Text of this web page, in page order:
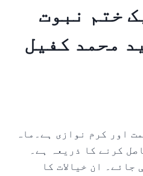
ختم نبوت
محمد کفیل
اور کرم نوازی ہے۔ماہ
کرنے کا ذریعہ ہے۔
ان خیالات کا